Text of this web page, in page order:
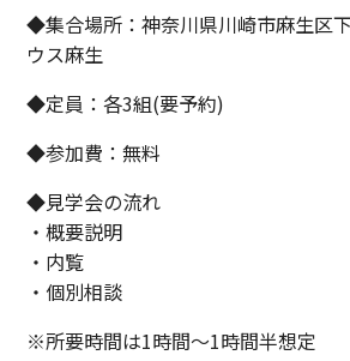
◆集合場所：神奈川県川崎市麻生区
ウス麻生
◆定員：各3組(要予約)
◆参加費：無料
◆見学会の流れ
・概要説明
・内覧
・個別相談
※所要時間は1時間～1時間半想定